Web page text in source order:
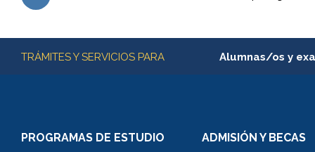
Más información
TRÁMITES Y SERVICIOS PARA Alumnas/os y
PROGRAMAS DE ESTUDIO ADMISIÓN Y BECAS